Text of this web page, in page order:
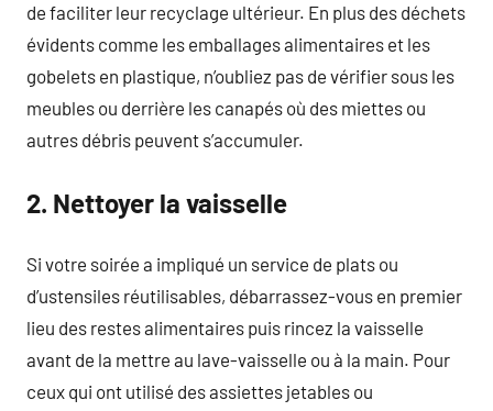
de faciliter leur recyclage ultérieur. En plus des déchets
évidents comme les emballages alimentaires et les
gobelets en plastique, n’oubliez pas de vérifier sous les
meubles ou derrière les canapés où des miettes ou
autres débris peuvent s’accumuler.
2. Nettoyer la vaisselle
Si votre soirée a impliqué un service de plats ou
d’ustensiles réutilisables, débarrassez-vous en premier
lieu des restes alimentaires puis rincez la vaisselle
avant de la mettre au lave-vaisselle ou à la main. Pour
ceux qui ont utilisé des assiettes jetables ou